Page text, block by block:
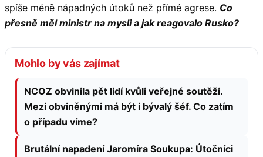
spíše méně nápadných útoků než přímé agrese. Co
přesně měl ministr na mysli a jak reagovalo Rusko?
Mohlo by vás zajímat
NCOZ obvinila pět lidí kvůli veřejné soutěži.
Mezi obviněnými má být i bývalý šéf. Co zatím
o případu víme?
Brutální napadení Jaromíra Soukupa: Útočníci